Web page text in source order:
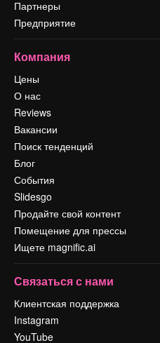
Партнеры
Предприятие
Компания
Цены
О нас
Reviews
Вакансии
Поиск тенденций
Блог
События
Slidesgo
Продайте свой контент
Помещение для прессы
Ищете magnific.ai
Связаться с нами
Клиентская поддержка
Instagram
YouTube